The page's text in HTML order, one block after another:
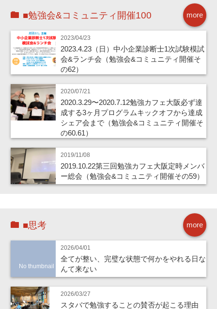
more
■勉強会&コミュニティ開催100
2023/04/23
2023.4.23（日）中小企業診断士1次試験模試
会&ランチ会（勉強会&コミュニティ開催そ
の62）
2020/07/21
2020.3.29〜2020.7.12勉強カフェ大阪必ず達
成する3ヶ月プログラムキックオフから達成
シェア会まで（勉強会&コミュニティ開催そ
の60.61）
2019/11/08
2019.10.22第三回勉強カフェ大阪定時メンバ
ー総会（勉強会&コミュニティ開催その59）
more
■思考
No thumbnail
2026/04/01
全てが整い、完璧な状態で何かをやれる日な
んて来ない
2026/03/27
スタバで勉強することの賛否が起こる理由